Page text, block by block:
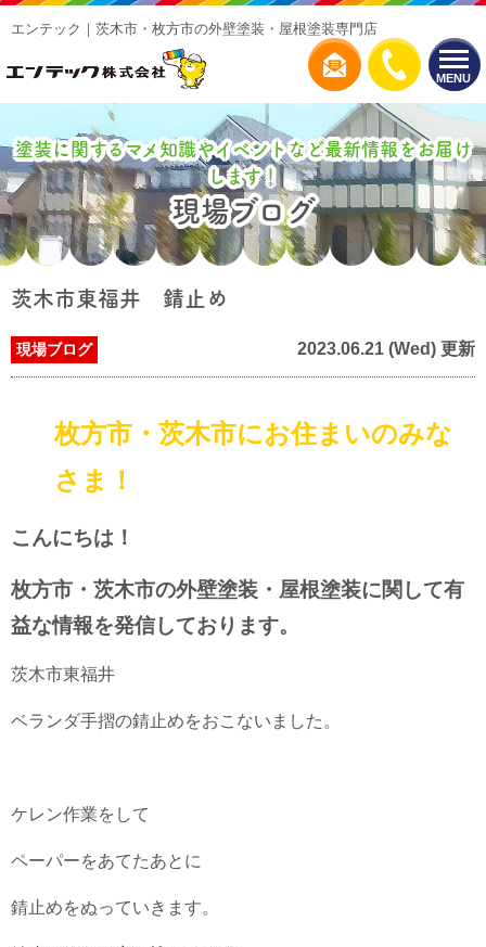
MENU
エンテック｜茨木市・枚方市の外壁塗装・屋根塗装専門店
塗装に関するマメ知識やイベントなど最新情報をお届け
します！
現場ブログ
茨木市東福井 錆止め
現場ブログ 2023.06.21 (Wed) 更新
枚方市・茨木市にお住まいのみな
さま！
こんにちは！
枚方市・茨木市の外壁塗装・屋根塗装に関して有
益な情報を発信しております。
茨木市東福井
ベランダ手摺の錆止めをおこないました。
ケレン作業をして
ペーパーをあてたあとに
錆止めをぬっていきます。